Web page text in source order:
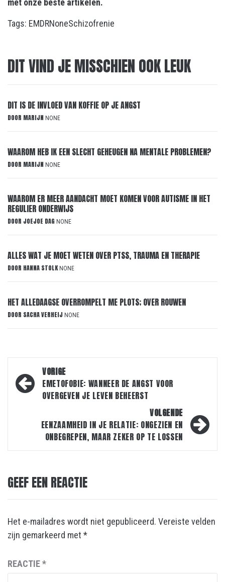
met onze beste artikelen.
Tags: EMDRNoneSchizofrenie
DIT VIND JE MISSCHIEN OOK LEUK
DIT IS DE INVLOED VAN KOFFIE OP JE ANGST
DOOR MARIJN NONE
WAAROM HEB IK EEN SLECHT GEHEUGEN NA MENTALE PROBLEMEN?
DOOR MARIJN NONE
WAAROM ER MEER AANDACHT MOET KOMEN VOOR AUTISME IN HET
REGULIER ONDERWIJS
DOOR JOEJOE DAG NONE
ALLES WAT JE MOET WETEN OVER PTSS, TRAUMA EN THERAPIE
DOOR HANNA STOLK NONE
HET ALLEDAAGSE OVERROMPELT ME PLOTS; OVER ROUWEN
DOOR SACHA VERHEIJ NONE
Bericht
navigatie
VORIGE
EMETOFOBIE: WANNEER DE ANGST VOOR
OVERGEVEN JE LEVEN BEHEERST
VOLGENDE
EENZAAMHEID IN JE RELATIE: ONGEZIEN EN
ONBEGREPEN, MAAR ZEKER OP TE LOSSEN
GEEF EEN REACTIE
Het e-mailadres wordt niet gepubliceerd. Vereiste velden
zijn gemarkeerd met *
REACTIE*